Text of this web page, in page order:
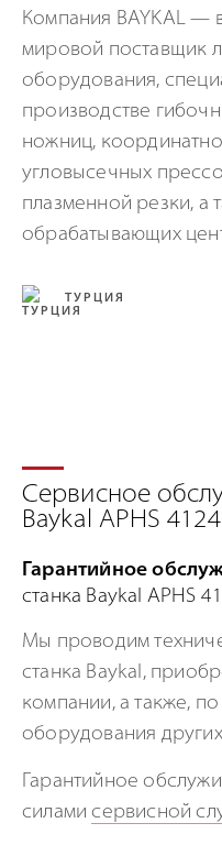
Компания BAYKAL —
мировой поставщик
оборудования,
производстве
ножниц,
угловысечных
плазменной резки, а
обрабатывающих
ТУРЦИЯ
Сервисное
Baykal APHS
Гарантийное
станка Baykal APHS
Мы проводим
станка Baykal,
компании, а также,
оборудования
Гарантийное
силамисервисной